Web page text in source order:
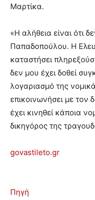
Μαρτίκα.
«Η αλήθεια είναι ότι
Παπαδοπούλου. Η
καταστήσει
δεν μου έχει δοθεί
λογαριασμό της
επικοινωνήσει με τον
έχει κινηθεί κάποια
δικηγόρος της
govastileto.gr
Πηγή